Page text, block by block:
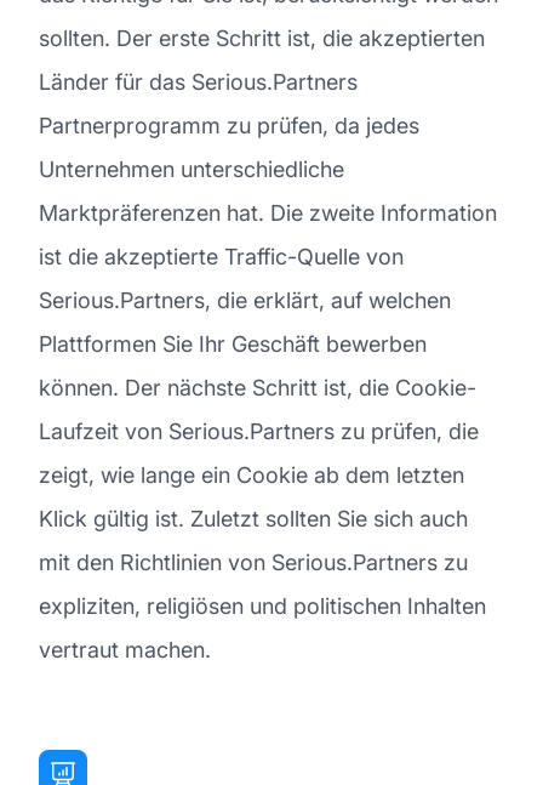
sollten. Der erste Schritt ist, die akzeptierten
Länder für das Serious.Partners
Partnerprogramm zu prüfen, da jedes
Unternehmen unterschiedliche
Marktpräferenzen hat. Die zweite Information
ist die akzeptierte Traffic-Quelle von
Serious.Partners, die erklärt, auf welchen
Plattformen Sie Ihr Geschäft bewerben
können. Der nächste Schritt ist, die Cookie-
Laufzeit von Serious.Partners zu prüfen, die
zeigt, wie lange ein Cookie ab dem letzten
Klick gültig ist. Zuletzt sollten Sie sich auch
mit den Richtlinien von Serious.Partners zu
expliziten, religiösen und politischen Inhalten
vertraut machen.